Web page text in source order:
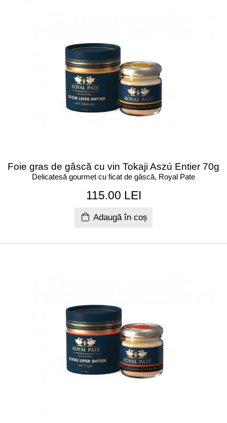
Foie gras de gâscă cu vin Tokaji Aszú Entier 70g
Delicatesă gourmet cu ficat de gâscă, Royal Pate
115.00 LEI
Adaugă în coș